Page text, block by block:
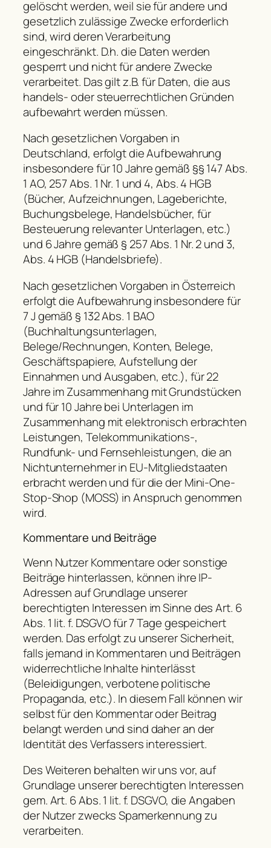
gelöscht werden, weil sie für andere und
gesetzlich zulässige Zwecke erforderlich
sind, wird deren Verarbeitung
eingeschränkt. D.h. die Daten werden
gesperrt und nicht für andere Zwecke
verarbeitet. Das gilt z.B. für Daten, die aus
handels- oder steuerrechtlichen Gründen
aufbewahrt werden müssen.
Nach gesetzlichen Vorgaben in
Deutschland, erfolgt die Aufbewahrung
insbesondere für 10 Jahre gemäß §§ 147 Abs.
1 AO, 257 Abs. 1 Nr. 1 und 4, Abs. 4 HGB
(Bücher, Aufzeichnungen, Lageberichte,
Buchungsbelege, Handelsbücher, für
Besteuerung relevanter Unterlagen, etc.)
und 6 Jahre gemäß § 257 Abs. 1 Nr. 2 und 3,
Abs. 4 HGB (Handelsbriefe).
Nach gesetzlichen Vorgaben in Österreich
erfolgt die Aufbewahrung insbesondere für
7 J gemäß § 132 Abs. 1 BAO
(Buchhaltungsunterlagen,
Belege/Rechnungen, Konten, Belege,
Geschäftspapiere, Aufstellung der
Einnahmen und Ausgaben, etc.), für 22
Jahre im Zusammenhang mit Grundstücken
und für 10 Jahre bei Unterlagen im
Zusammenhang mit elektronisch erbrachten
Leistungen, Telekommunikations-,
Rundfunk- und Fernsehleistungen, die an
Nichtunternehmer in EU-Mitgliedstaaten
erbracht werden und für die der Mini-One-
Stop-Shop (MOSS) in Anspruch genommen
wird.
Kommentare und Beiträge
Wenn Nutzer Kommentare oder sonstige
Beiträge hinterlassen, können ihre IP-
Adressen auf Grundlage unserer
berechtigten Interessen im Sinne des Art. 6
Abs. 1 lit. f. DSGVO für 7 Tage gespeichert
werden. Das erfolgt zu unserer Sicherheit,
falls jemand in Kommentaren und Beiträgen
widerrechtliche Inhalte hinterlässt
(Beleidigungen, verbotene politische
Propaganda, etc.). In diesem Fall können wir
selbst für den Kommentar oder Beitrag
belangt werden und sind daher an der
Identität des Verfassers interessiert.
Des Weiteren behalten wir uns vor, auf
Grundlage unserer berechtigten Interessen
gem. Art. 6 Abs. 1 lit. f. DSGVO, die Angaben
der Nutzer zwecks Spamerkennung zu
verarbeiten.